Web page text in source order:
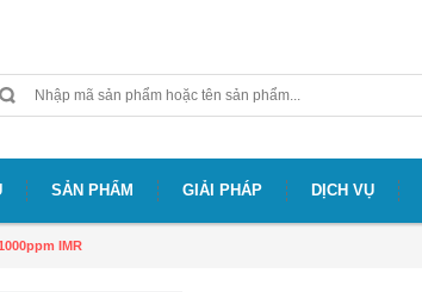
SẢN PHẨM GIẢI PHÁP DỊCH VỤ
IMR